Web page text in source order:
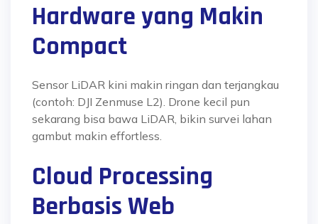
Hardware yang Makin
Compact
Sensor LiDAR kini makin ringan dan terjangkau
(contoh: DJI Zenmuse L2). Drone kecil pun
sekarang bisa bawa LiDAR, bikin survei lahan
gambut makin effortless.
Cloud Processing
Berbasis Web